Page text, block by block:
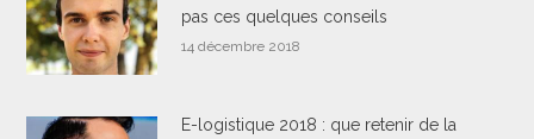
pas ces quelques conseils
14 décembre 2018
E-logistique 2018 : que retenir de la